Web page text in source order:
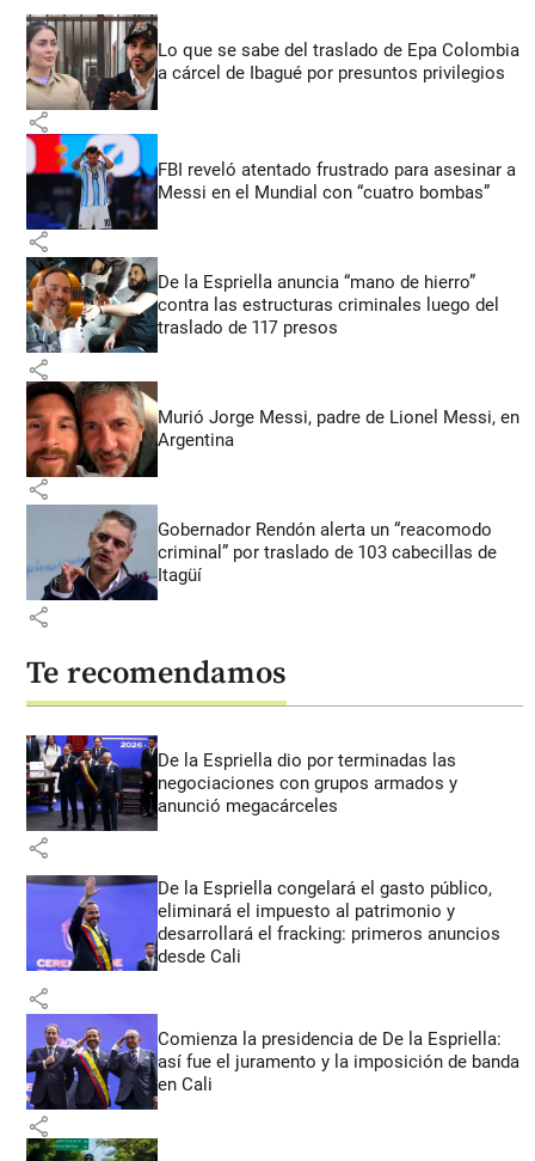
Lo que se sabe del traslado de Epa Colombia
a cárcel de Ibagué por presuntos privilegios
share
FBI reveló atentado frustrado para asesinar a
Messi en el Mundial con “cuatro bombas”
share
De la Espriella anuncia “mano de hierro”
contra las estructuras criminales luego del
traslado de 117 presos
share
Murió Jorge Messi, padre de Lionel Messi, en
Argentina
share
Gobernador Rendón alerta un “reacomodo
criminal” por traslado de 103 cabecillas de
Itagüí
share
Te recomendamos
De la Espriella dio por terminadas las
negociaciones con grupos armados y
anunció megacárceles
share
De la Espriella congelará el gasto público,
eliminará el impuesto al patrimonio y
desarrollará el fracking: primeros anuncios
desde Cali
share
Comienza la presidencia de De la Espriella:
así fue el juramento y la imposición de banda
en Cali
share